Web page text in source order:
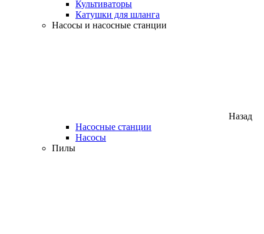
Культиваторы
Катушки для шланга
Насосы и насосные станции
Назад
Насосные станции
Насосы
Пилы